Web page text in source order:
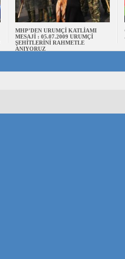
MHP’DEN URUMÇİ KATLİAMI
MESAJİ : 05.07.2009 URUMÇİ
ŞEHİTLERİNİ RAHMETLE
ANIYORUZ